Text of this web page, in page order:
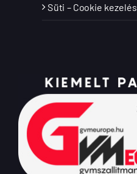
Süti – Cookie kezelés